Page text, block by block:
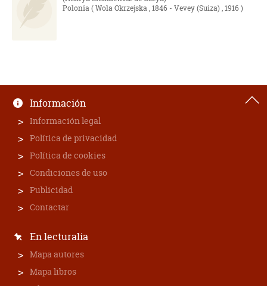
Polonia( Wola Okrzejska , 1846 - Vevey (Suiza) , 1916 )
Información
Información legal
Política de privacidad
Política de cookies
Condiciones de uso
Publicidad
Contactar
En lecturalia
Mapa autores
Mapa libros